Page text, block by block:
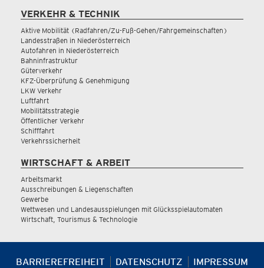
VERKEHR & TECHNIK
Aktive Mobilität (Radfahren/Zu-Fuß-Gehen/Fahrgemeinschaften)
Landesstraßen in Niederösterreich
Autofahren in Niederösterreich
Bahninfrastruktur
Güterverkehr
KFZ-Überprüfung & Genehmigung
LKW Verkehr
Luftfahrt
Mobilitätsstrategie
Öffentlicher Verkehr
Schifffahrt
Verkehrssicherheit
WIRTSCHAFT & ARBEIT
Arbeitsmarkt
Ausschreibungen & Liegenschaften
Gewerbe
Wettwesen und Landesausspielungen mit Glücksspielautomaten
Wirtschaft, Tourismus & Technologie
BARRIEREFREIHEIT DATENSCHUTZ IMPRESSUM